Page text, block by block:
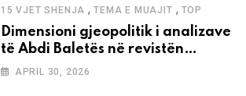
15 VJET SHENJA ,TEMA E MUAJIT , TOP
Dimensioni gjeopolitik i analizave
të Abdi Baletës në revistën
“Shenja”
APRIL 30, 2026